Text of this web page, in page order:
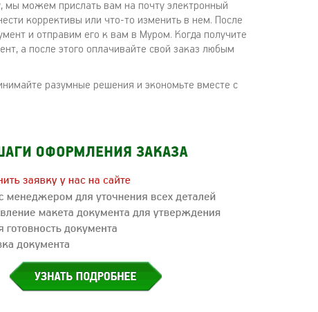
мы можем прислать вам на почту электронный
коррективы или что-то изменить в нем. После
и отправим его к вам в Муром. Когда получите
а после этого оплачивайте свой заказ любым
разумные решения и экономьте вместе с